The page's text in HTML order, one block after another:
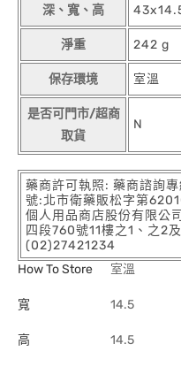
深、寬、高
淨重 242 g
保存環境 室溫
是否可門市/超商
取貨
N
藥商許可執照: 藥商諮詢
號:北市衛藥販松字第
個人用品商店股份有限公
四段760號11樓之1、之2
(02)27421234
How To Store
室溫
寬 14.5
高 14.5